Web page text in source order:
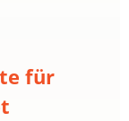
für